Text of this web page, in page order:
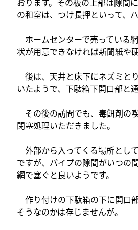
の和室は、つけ長押といって、
ホームセンターで売っている
状が用意できなければ新聞紙や
後は、天井と床下にネズミと
いたようで、下駄箱下開口部と
その後の訪問でも、毒餌剤の
閉塞処理いただきました。
外部から入ってくる場所とし
ですが、パイプの隙間がいつの
網で塞ぐと良いようです。
作り付けの下駄箱の下に開口
そうなのかは存じませんが。